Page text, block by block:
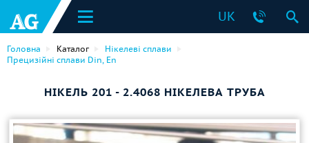
UK
Головна Каталог
Нікелеві сплави
Прецизійні сплави Din, En
НІКЕЛЬ 201 - 2.4068 НІКЕЛЕВА ТРУБА